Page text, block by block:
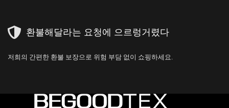
환불해달라는 요청에 으르렁거렸다
저희의 간편한 환불 보장으로 위험 부담 없이 쇼핑하세요.